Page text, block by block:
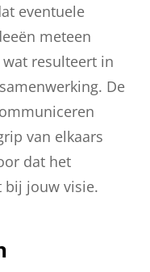
eventuele
meteen
resulteert in
De
van elkaars
dat het
bij jouw visie.